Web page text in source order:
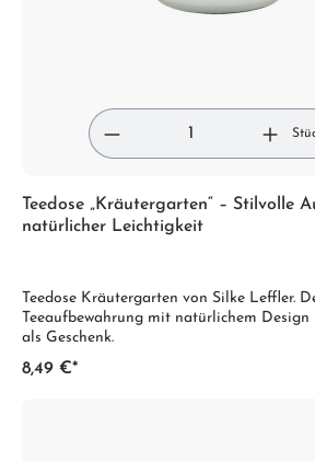
Teedose „Kräutergarten“ – Stilvolle
natürlicher Leichtigkeit
Teedose Kräutergarten von Silke Leffler.
Teeaufbewahrung mit natürlichem Design
als Geschenk.
8,49 €*